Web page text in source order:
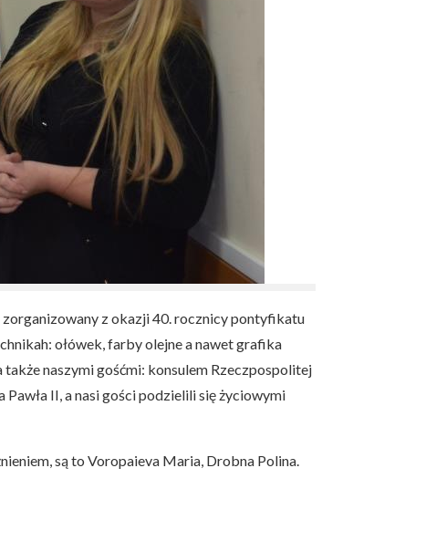
zorganizowany z okazji 40. rocznicy pontyfikatu
ołówek, farby olejne a nawet grafika
także naszymi gośćmi: konsulem Rzeczpospolitej
II, a nasi gości podzielili się życiowymi
są to Voropaieva Maria, Drobna Polina.